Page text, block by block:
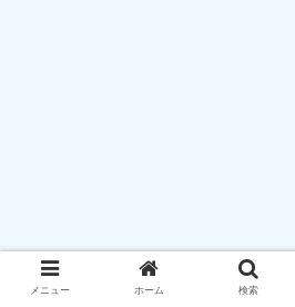
メニュー ホーム 検索